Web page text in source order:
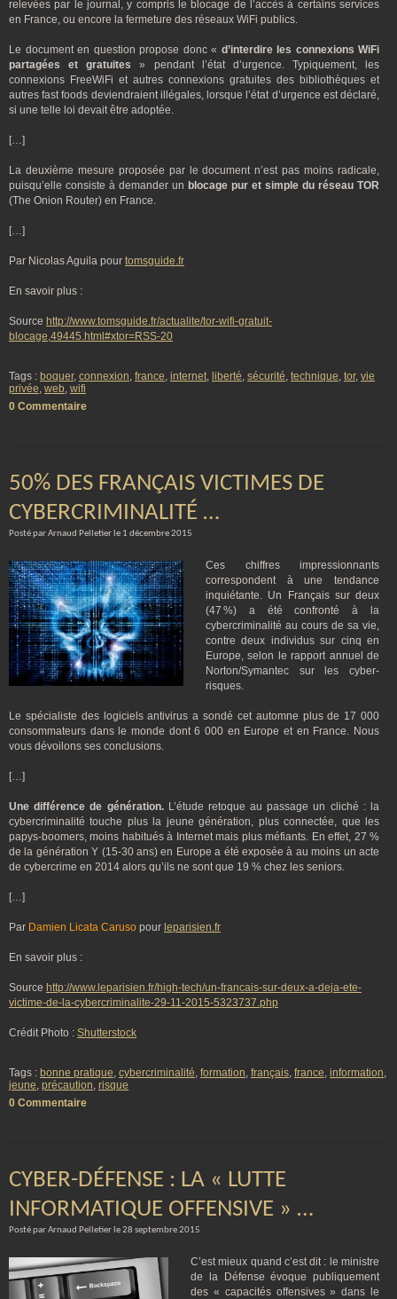
relevées par le journal, y compris le blocage de l’accès à certains services
en France, ou encore la fermeture des réseaux WiFi publics.
Le document en question propose donc « d’interdire les connexions WiFi
partagées et gratuites » pendant l’état d’urgence. Typiquement, les
connexions FreeWiFi et autres connexions gratuites des bibliothèques et
autres fast foods deviendraient illégales, lorsque l’état d’urgence est déclaré,
si une telle loi devait être adoptée.
[…]
La deuxième mesure proposée par le document n’est pas moins radicale,
puisqu’elle consiste à demander un blocage pur et simple du réseau TOR
(The Onion Router) en France.
[…]
Par Nicolas Aguila pour tomsguide.fr
En savoir plus :
Source http://www.tomsguide.fr/actualite/tor-wifi-gratuit-
blocage,49445.html#xtor=RSS-20
Tags : boquer, connexion, france, internet, liberté, sécurité, technique, tor, vie
privée, web, wifi
0 Commentaire
50% DES FRANÇAIS VICTIMES DE
CYBERCRIMINALITÉ …
Posté par Arnaud Pelletier le 1 décembre 2015
Ces chiffres impressionnants
correspondent à une tendance
inquiétante. Un Français sur deux
(47 %) a été confronté à la
cybercriminalité au cours de sa vie,
contre deux individus sur cinq en
Europe, selon le rapport annuel de
Norton/Symantec sur les cyber-
risques.
Le spécialiste des logiciels antivirus a sondé cet automne plus de 17 000
consommateurs dans le monde dont 6 000 en Europe et en France. Nous
vous dévoilons ses conclusions.
[…]
Une différence de génération.L’étude retoque au passage un cliché : la
cybercriminalité touche plus la jeune génération, plus connectée, que les
papys-boomers, moins habitués à Internet mais plus méfiants. En effet, 27 %
de la génération Y (15-30 ans) en Europe a été exposée à au moins un acte
de cybercrime en 2014 alors qu’ils ne sont que 19 % chez les seniors.
[…]
Par Damien Licata Caruso pour leparisien.fr
En savoir plus :
Source http://www.leparisien.fr/high-tech/un-francais-sur-deux-a-deja-ete-
victime-de-la-cybercriminalite-29-11-2015-5323737.php
Crédit Photo : Shutterstock
Tags : bonne pratique, cybercriminalité, formation, français, france, information,
jeune, précaution, risque
0 Commentaire
CYBER-DÉFENSE : LA « LUTTE
INFORMATIQUE OFFENSIVE » …
Posté par Arnaud Pelletier le 28 septembre 2015
C’est mieux quand c’est dit : le ministre
de la Défense évoque publiquement
des « capacités offensives » dans le